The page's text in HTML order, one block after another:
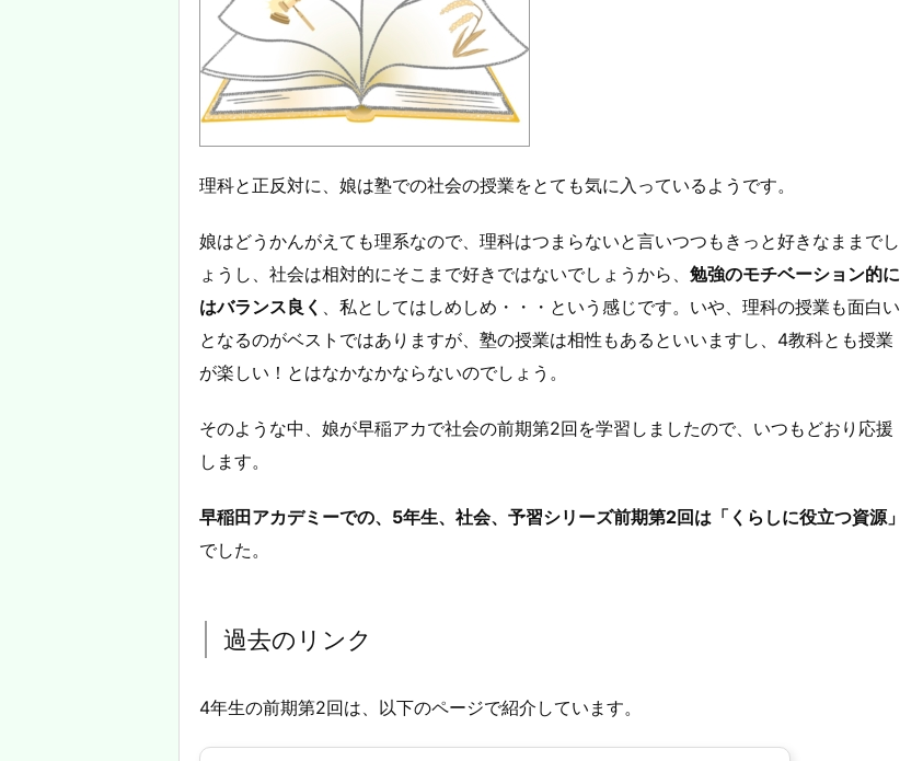
理科と正反対に、娘は塾での社会の授業をとても気に入っているようです。
娘はどうかんがえても理系なので、理科はつまらないと言いつつもきっと好きなままでし
ょうし、社会は相対的にそこまで好きではないでしょうから、 勉強のモチベーション的に
はバランス良く 、私としてはしめしめ・・・という感じです。いや、理科の授業も面白い
となるのがベストではありますが、塾の授業は相性もあるといいますし、4教科とも授業
が楽しい！とはなかなかならないのでしょう。
そのような中、娘が早稲アカで社会の前期第2回を学習しましたので、いつもどおり応援
します。
早稲田アカデミーでの、5年生、社会、予習シリーズ前期第2回は「くらしに役立つ資源」
でした。
過去のリンク
4年生の前期第2回は、以下のページで紹介しています。